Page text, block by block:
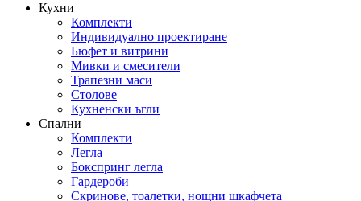
Кухни
Комплекти
Индивидуално проектиране
Бюфет и витрини
Мивки и смесители
Трапезни маси
Столове
Кухненски ъгли
Спални
Комплекти
Легла
Бокспринг легла
Гардероби
Скринове, тоалетки, нощни шкафчета